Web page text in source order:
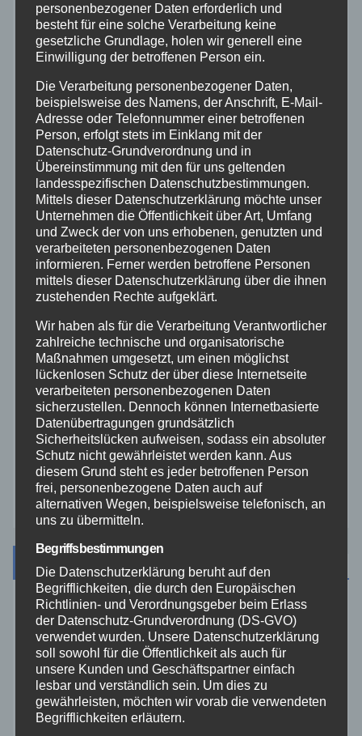
Feuerwehr
Hilfsorganisationen
Mayen-Koblenz
Neuwied
Polizei
Rettungsdienst
Rhein-Lahn
THW
Veranstaltungen
Video
Westerwald
Zoll
August 2026
Juli 2026
Juni 2026
personenbezogener Daten erforderlich und
besteht für eine solche Verarbeitung keine
gesetzliche Grundlage, holen wir generell eine
Einwilligung der betroffenen Person ein.
Die Verarbeitung personenbezogener Daten,
beispielsweise des Namens, der Anschrift, E-Mail-
Adresse oder Telefonnummer einer betroffenen
Person, erfolgt stets im Einklang mit der
Datenschutz-Grundverordnung und in
Übereinstimmung mit den für uns geltenden
landesspezifischen Datenschutzbestimmungen.
Mittels dieser Datenschutzerklärung möchte unser
Unternehmen die Öffentlichkeit über Art, Umfang
und Zweck der von uns erhobenen, genutzten und
verarbeiteten personenbezogenen Daten
informieren. Ferner werden betroffene Personen
mittels dieser Datenschutzerklärung über die ihnen
zustehenden Rechte aufgeklärt.
Wir haben als für die Verarbeitung Verantwortlicher
zahlreiche technische und organisatorische
Maßnahmen umgesetzt, um einen möglichst
lückenlosen Schutz der über diese Internetseite
verarbeiteten personenbezogenen Daten
sicherzustellen. Dennoch können Internetbasierte
Datenübertragungen grundsätzlich
Sicherheitslücken aufweisen, sodass ein absoluter
Schutz nicht gewährleistet werden kann. Aus
diesem Grund steht es jeder betroffenen Person
frei, personenbezogene Daten auch auf
alternativen Wegen, beispielsweise telefonisch, an
uns zu übermitteln.
Begriffsbestimmungen
Die Datenschutzerklärung beruht auf den
Begrifflichkeiten, die durch den Europäischen
Richtlinien- und Verordnungsgeber beim Erlass
der Datenschutz-Grundverordnung (DS-GVO)
verwendet wurden. Unsere Datenschutzerklärung
soll sowohl für die Öffentlichkeit als auch für
unsere Kunden und Geschäftspartner einfach
lesbar und verständlich sein. Um dies zu
gewährleisten, möchten wir vorab die verwendeten
Begrifflichkeiten erläutern.